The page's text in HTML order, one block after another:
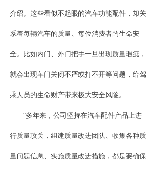
介绍。这些看似不起眼的汽车功能配件，却关
系着每辆汽车的质量、每位消费者的生命安
全。比如内门、外门把手一旦出现质量瑕疵，
就会出现车门关闭不严或打不开等问题，给驾
乘人员的生命财产带来极大安全风险。
“多年来，公司坚持在汽车配件产品上进
行质量攻关，组建质量改进团队、收集各种质
量问题信息、实施质量改进措施，都是要确保